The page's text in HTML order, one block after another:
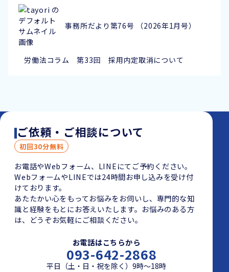
事務所だより第76号 （2026年1月号）
労働法コラム 第33回 採用内定取消について
ご依頼・ご相談について
初回30分無料
お電話やWebフォーム、LINEにてご予約ください。
WebフォームやLINEでは24時間お申し込みを受け付
けております。
あたたかい心をもってお悩みをお伺いし、専門的な知
識と経験をもとにお答えいたします。お悩みのある方
は、どうぞお気軽にご相談ください。
お電話はこちらから
093-642-2868
平日（土・日・祝を除く）9時～18時